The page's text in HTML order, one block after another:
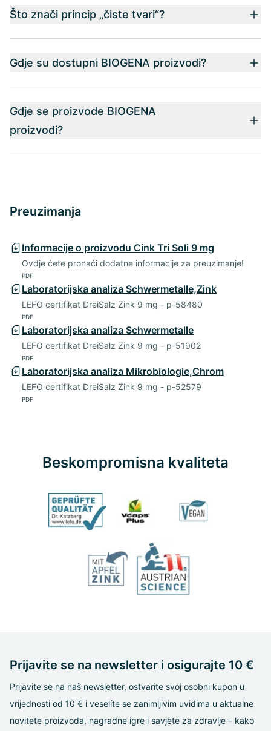
Što znači princip „čiste tvari“?
Gdje su dostupni BIOGENA proizvodi?
Gdje se proizvode BIOGENA
proizvodi?
Preuzimanja
Informacije o proizvodu Cink Tri Soli 9 mg
Ovdje ćete pronaći dodatne informacije za preuzimanje!
PDF
Laboratorijska analiza Schwermetalle,Zink
LEFO certifikat DreiSalz Zink 9 mg - p-58480
PDF
Laboratorijska analiza Schwermetalle
LEFO certifikat DreiSalz Zink 9 mg - p-51902
PDF
Laboratorijska analiza Mikrobiologie,Chrom
LEFO certifikat DreiSalz Zink 9 mg - p-52579
PDF
Beskompromisna kvaliteta
Prijavite se na newsletter i osigurajte 10 €
Prijavite se na naš newsletter, ostvarite svoj osobni kupon u
vrijednosti od 10 € i veselíte se zanimljivim uvidima u aktualne
novitete proizvoda, nagradne igre i savjete za zdravlje – kako